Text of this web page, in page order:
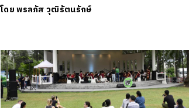
โดยพรลภัส วุฒิรัตนรักษ์